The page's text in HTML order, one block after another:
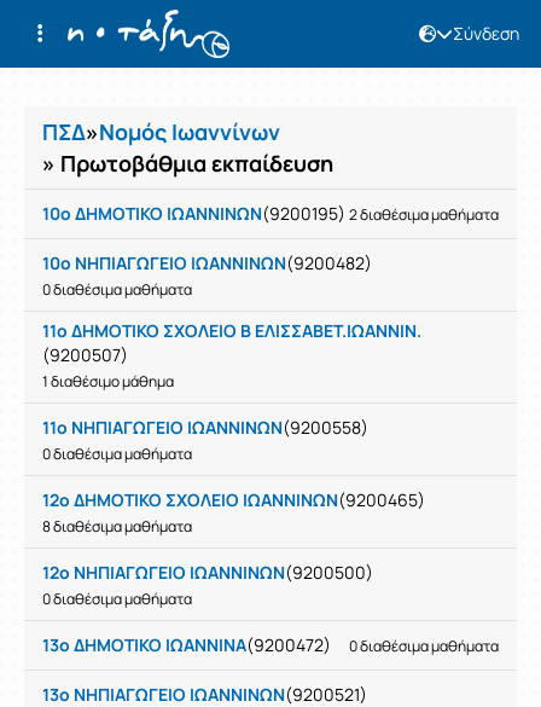
Σύνδεση
Μαθήματα
ΠΣΔ»Νομός Ιωαννίνων
» Πρωτοβάθμια εκπαίδευση
10ο ΔΗΜΟΤΙΚΟ ΙΩΑΝΝΙΝΩΝ(9200195) 2 διαθέσιμα μαθήματα
10ο ΝΗΠΙΑΓΩΓΕΙΟ ΙΩΑΝΝΙΝΩΝ(9200482)
0 διαθέσιμα μαθήματα
11ο ΔΗΜΟΤΙΚΟ ΣΧΟΛΕΙΟ Β ΕΛΙΣΣΑΒΕΤ.ΙΩΑΝΝΙΝ.
(9200507)
1 διαθέσιμο μάθημα
11ο ΝΗΠΙΑΓΩΓΕΙΟ ΙΩΑΝΝΙΝΩΝ(9200558)
0 διαθέσιμα μαθήματα
12ο ΔΗΜΟΤΙΚΟ ΣΧΟΛΕΙΟ ΙΩΑΝΝΙΝΩΝ(9200465)
8 διαθέσιμα μαθήματα
12ο ΝΗΠΙΑΓΩΓΕΙΟ ΙΩΑΝΝΙΝΩΝ(9200500)
0 διαθέσιμα μαθήματα
13ο ΔΗΜΟΤΙΚΟ ΙΩΑΝΝΙΝΑ(9200472) 0 διαθέσιμα μαθήματα
13ο ΝΗΠΙΑΓΩΓΕΙΟ ΙΩΑΝΝΙΝΩΝ(9200521)